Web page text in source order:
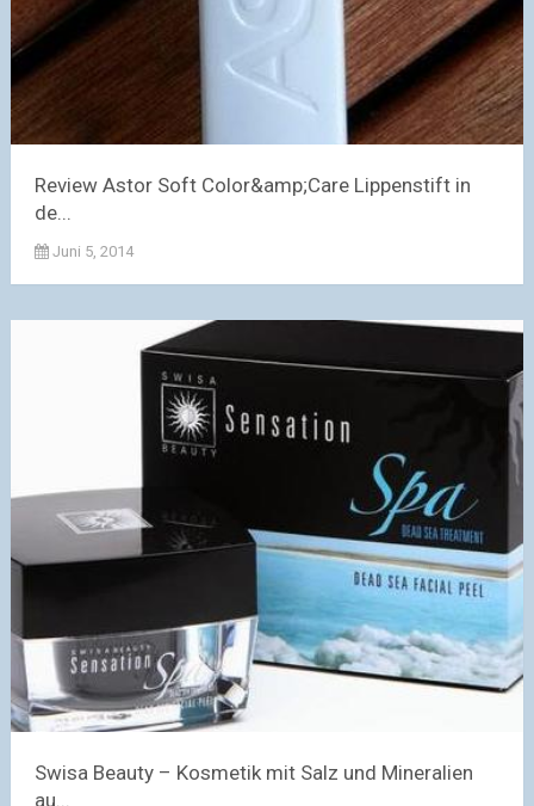
Review Astor Soft Color&amp;Care Lippenstift in
de...
Juni 5, 2014
Swisa Beauty – Kosmetik mit Salz und Mineralien
au...